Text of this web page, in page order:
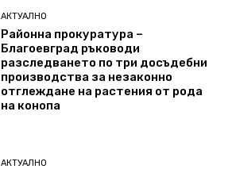
АКТУАЛНО
Районна прокуратура –
Благоевград ръководи
разследването по три досъдебни
производства за незаконно
отглеждане на растения от рода
на конопа
АКТУАЛНО